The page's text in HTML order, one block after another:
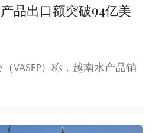
品出口额突破94亿美
VASEP）称，越南水产品销